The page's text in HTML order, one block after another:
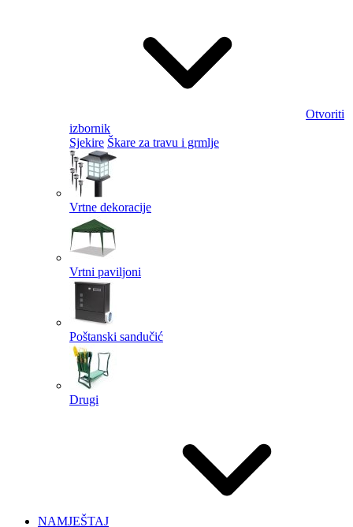
Otvoriti
izbornik
Sjekire Škare za travu i grmlje
Vrtne dekoracije
Vrtni paviljoni
Poštanski sandučić
Drugi
NAMJEŠTAJ